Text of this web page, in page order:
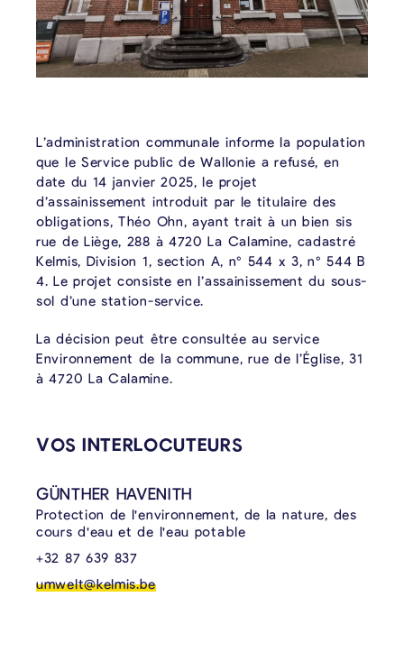
L’administration communale informe la population
que le Service public de Wallonie a refusé, en
date du 14 janvier 2025, le projet
d’assainissement introduit par le titulaire des
obligations, Théo Ohn, ayant trait à un bien sis
rue de Liège, 288 à 4720 La Calamine, cadastré
Kelmis, Division 1, section A, n° 544 x 3, n° 544 B
4. Le projet consiste en l’assainissement du sous-
sol d’une station-service.
La décision peut être consultée au service
Environnement de la commune, rue de l’Église, 31
à 4720 La Calamine.
CONTENU LIÉ
VOS INTERLOCUTEURS
GÜNTHER HAVENITH
Protection de l'environnement, de la nature, des
cours d'eau et de l'eau potable
+32 87 639 837
umwelt@kelmis.be